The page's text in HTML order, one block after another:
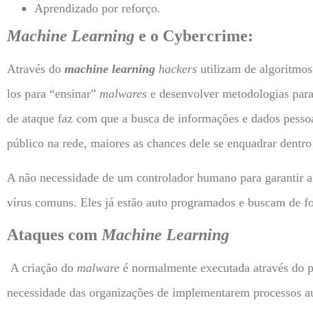
Aprendizado por reforço.
Machine Learning e o Cybercrime:
Através do machine learning hackers utilizam de
los para “ensinar” malwares e desenvolver metodologias
de ataque faz com que a busca de informações e dados
público na rede, maiores as chances dele se enquadrar
A não necessidade de um controlador humano para garantir
vírus comuns. Eles já estão auto programados e buscam de
Ataques com Machine Learning
A criação do malware é normalmente executada através do
necessidade das organizações de implementarem